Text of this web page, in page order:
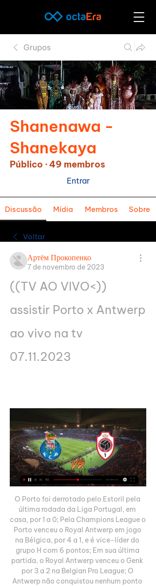
Grupos
Shanenawa -
Shanekaya
Público ·49 membros
Entrar
Discussão Mídia Membros Sobre
Voltar
Артём Прокопенко
7 de novembro de 2023
((TV AO VIVO<))
assistir Porto x Antwerp
ao vivo na tv
07.11.2023
O Porto foi derrotado pelo Estoril pela
última rodada da Liga Portugal, em
casa, por 1 a 0; Pela Champions League o
Porto venceu o Royal Antwerp em jogo
na Bélgica, por 4 a 1, e é vice-líder do
grupo H com 6 pontos; Em sua última
partida, o Royal Antwerp venceu o Genk
por 3 a 2 na Belgian Pro League; O
Antwerp não conquistou nenhum ponto